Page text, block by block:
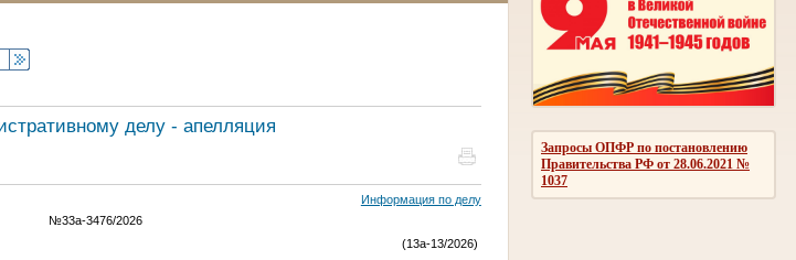
Запросы ОПФР по постановлению
Правительства РФ от 28.06.2021 №
1037
делу - апелляция
Информация по делу
3476/2026
(13а-13/2026)